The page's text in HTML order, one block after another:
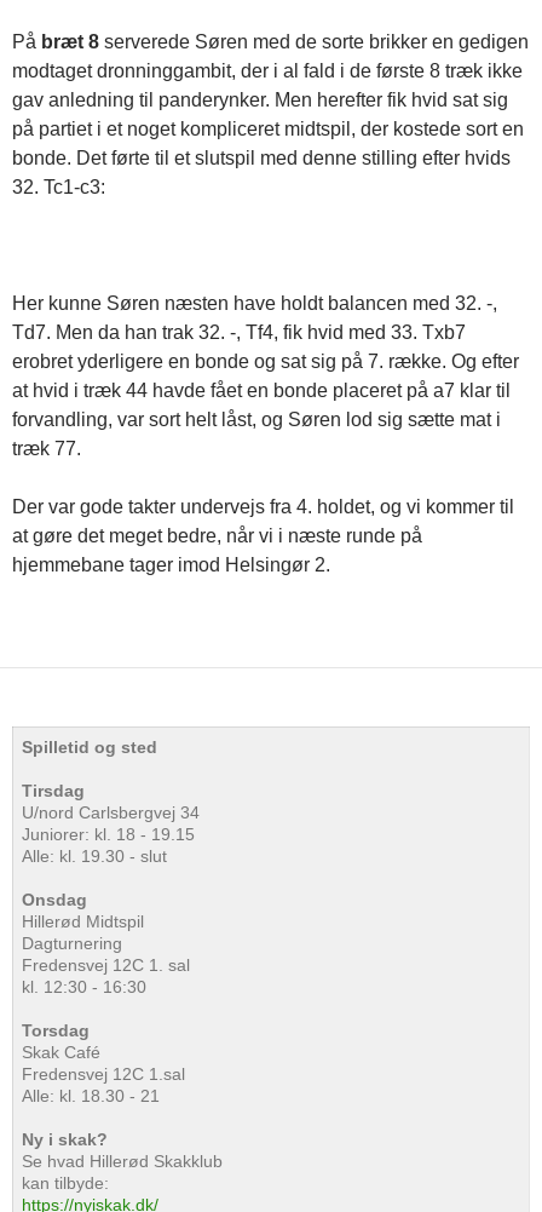
På bræt 8 serverede Søren med de sorte brikker en gedigen
modtaget dronninggambit, der i al fald i de første 8 træk ikke
gav anledning til panderynker. Men herefter fik hvid sat sig
på partiet i et noget kompliceret midtspil, der kostede sort en
bonde. Det førte til et slutspil med denne stilling efter hvids
32. Tc1-c3:
Her kunne Søren næsten have holdt balancen med 32. -,
Td7. Men da han trak 32. -, Tf4, fik hvid med 33. Txb7
erobret yderligere en bonde og sat sig på 7. række. Og efter
at hvid i træk 44 havde fået en bonde placeret på a7 klar til
forvandling, var sort helt låst, og Søren lod sig sætte mat i
træk 77.
Der var gode takter undervejs fra 4. holdet, og vi kommer til
at gøre det meget bedre, når vi i næste runde på
hjemmebane tager imod Helsingør 2.
Spilletid og sted
Tirsdag
U/nord Carlsbergvej 34
Juniorer: kl. 18 - 19.15
Alle: kl. 19.30 - slut
Onsdag
Hillerød Midtspil
Dagturnering
Fredensvej 12C 1. sal
kl. 12:30 - 16:30
Torsdag
Skak Café
Fredensvej 12C 1.sal
Alle: kl. 18.30 - 21
Ny i skak?
Se hvad Hillerød Skakklub
kan tilbyde:
https://nyiskak.dk/